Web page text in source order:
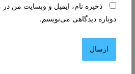
ذخیره نام، ایمیل و وبسایت من
دوباره دیدگاهی می‌نویسم.